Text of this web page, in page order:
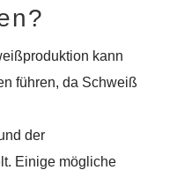
kann
führen, da Schweiß
der
Einige mögliche